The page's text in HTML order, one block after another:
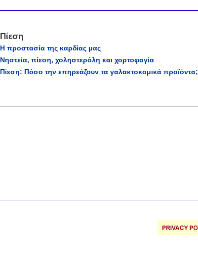
Πίεση
Η προστασία της καρδίας μας
Νηστεία, πίεση, χοληστερόλη και χορτοφαγία
Πίεση: Πόσο την επηρεάζουν τα γαλακτοκομικά προϊόντα;